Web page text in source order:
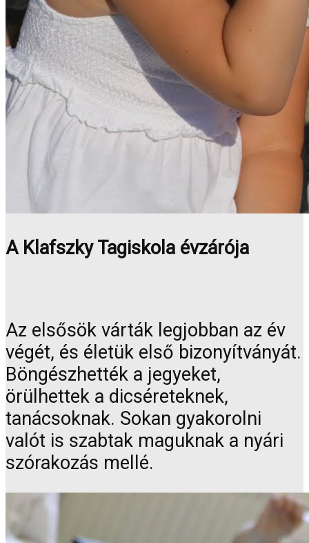
A Klafszky Tagiskola évzárója
Az elsősök várták legjobban az év
végét, és életük első bizonyítványát.
Böngészhették a jegyeket,
örülhettek a dicséreteknek,
tanácsoknak. Sokan gyakorolni
valót is szabtak maguknak a nyári
szórakozás mellé.